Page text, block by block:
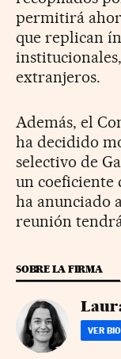
permitirá
que replican
extranjeros.
Además, el
ha decidido
selectivo de
un coeficiente
ha anunciado
reunión
SOBRE LA FIRMA
VER